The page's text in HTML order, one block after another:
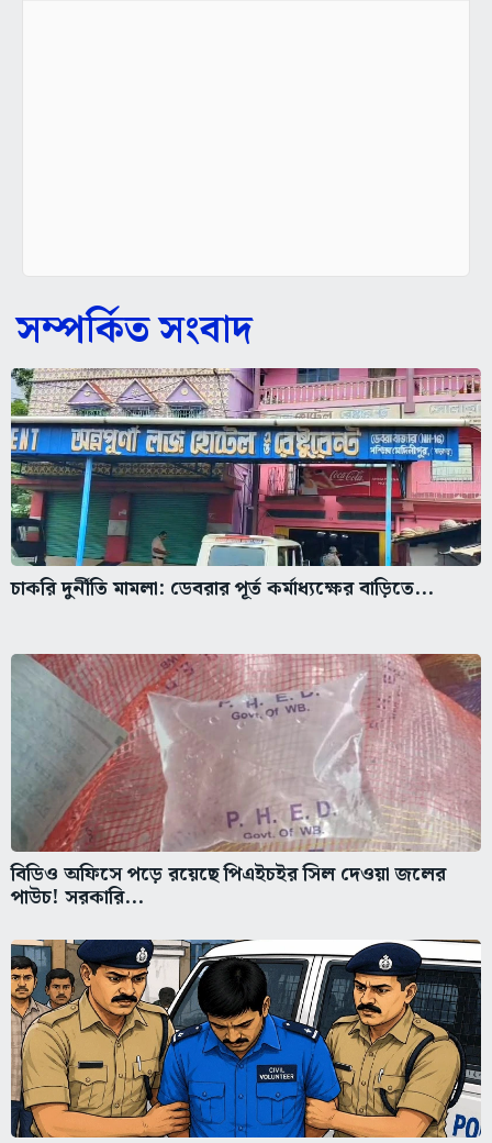
সম্পর্কিত সংবাদ
চাকরি দুর্নীতি মামলা: ডেবরার পূর্ত কর্মাধ্যক্ষের বাড়িতে...
বিডিও অফিসে পড়ে রয়েছে পিএইচইর সিল দেওয়া জলের
পাউচ! সরকারি...